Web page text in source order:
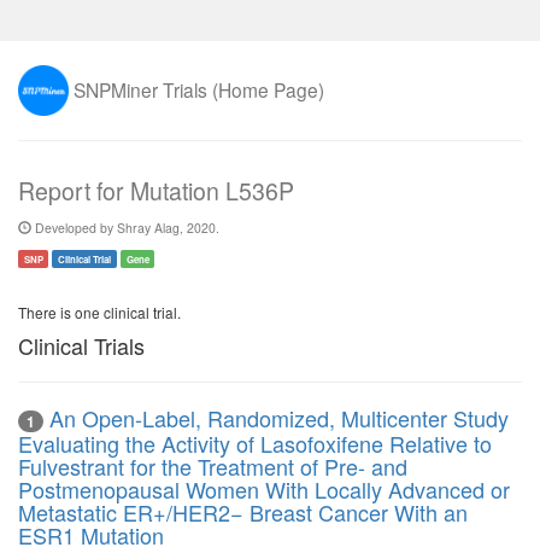
SNPMiner Trials (Home Page)
Report for Mutation L536P
Developed by Shray Alag, 2020.
SNP Clinical Trial Gene
There is one clinical trial.
Clinical Trials
1
An Open-Label, Randomized, Multicenter Study
Evaluating the Activity of Lasofoxifene Relative to
Fulvestrant for the Treatment of Pre- and
Postmenopausal Women With Locally Advanced or
Metastatic ER+/HER2− Breast Cancer With an
ESR1 Mutation